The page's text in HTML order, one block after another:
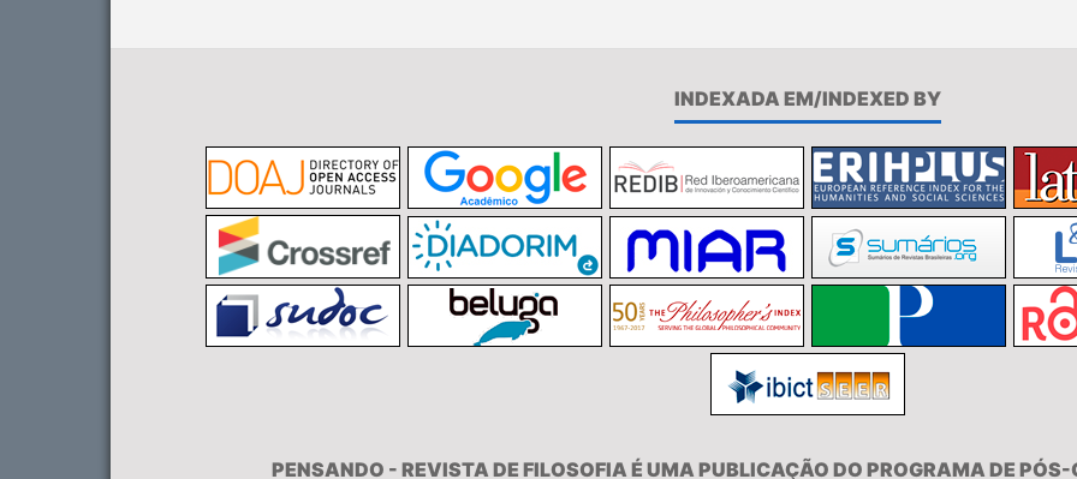
INDEXADA EM/INDEXED BY
PENSANDO - REVISTA DE FILOSOFIA É UMA PUBLICAÇÃO DO PROGRAMA DE